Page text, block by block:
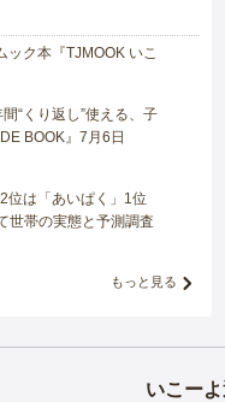
ック本『TJMOOK いこ
“くり返し”使える、子
BOOK』7月6日
は「あいぱく」1位
世帯の実態と予測調査
もっと見る
いこー